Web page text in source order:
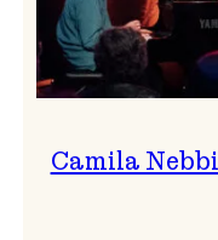
Camila